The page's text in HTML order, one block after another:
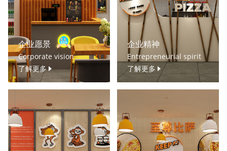
企业愿景
Corporate vision
了解更多
企业精神
Entrepreneurial spirit
了解更多